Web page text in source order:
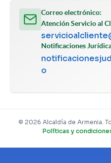
Correo electrónico:
Atención Servicio al
Notificaciones
o
© 2026 Alcaldía de Armenia.
Políticas y